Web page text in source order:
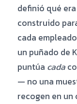
definió qué
construido
cada
un puñado de
puntúa cada
— no una
recogen en un